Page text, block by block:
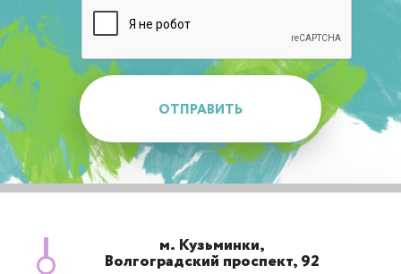
м. Кузьминки,
Волгоградский проспект, 92